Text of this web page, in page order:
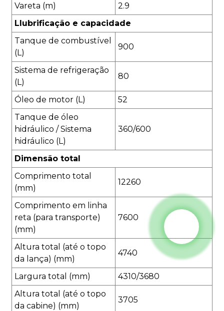
Vareta (m)
2.9
Llubrificação e capacidade
Tanque de combustível
(L)
900
Sistema de refrigeração
(L)
80
Óleo de motor (L)
52
Tanque de óleo
hidráulico / Sistema
hidráulico (L)
360/600
Dimensão total
Comprimento total
(mm)
12260
Comprimento em linha
reta (para transporte)
(mm)
7600
Altura total (até o topo
da lança) (mm)
4740
Largura total (mm)
4310/3680
Altura total (até o topo
da cabine) (mm)
3705